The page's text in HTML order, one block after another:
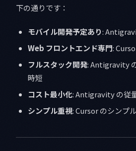
下の通りです：
モバイル開発予定あり:
Web フロントエンド専門:
フルスタック開発: Antigravity
時短
コスト最小化: Antigravity の従
シンプル重視: Cursor のシンプ